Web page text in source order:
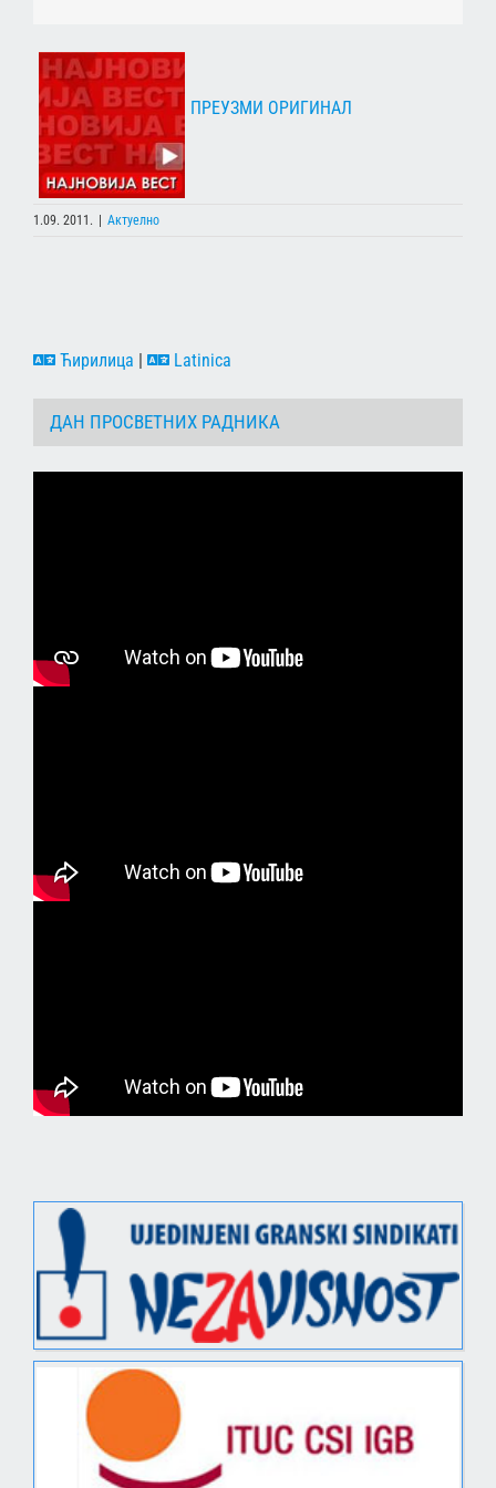
ПРЕУЗМИ ОРИГИНАЛ
1.09. 2011. | Актуелно
Ћирилица | Latinica
ДАН ПРОСВЕТНИХ РАДНИКА